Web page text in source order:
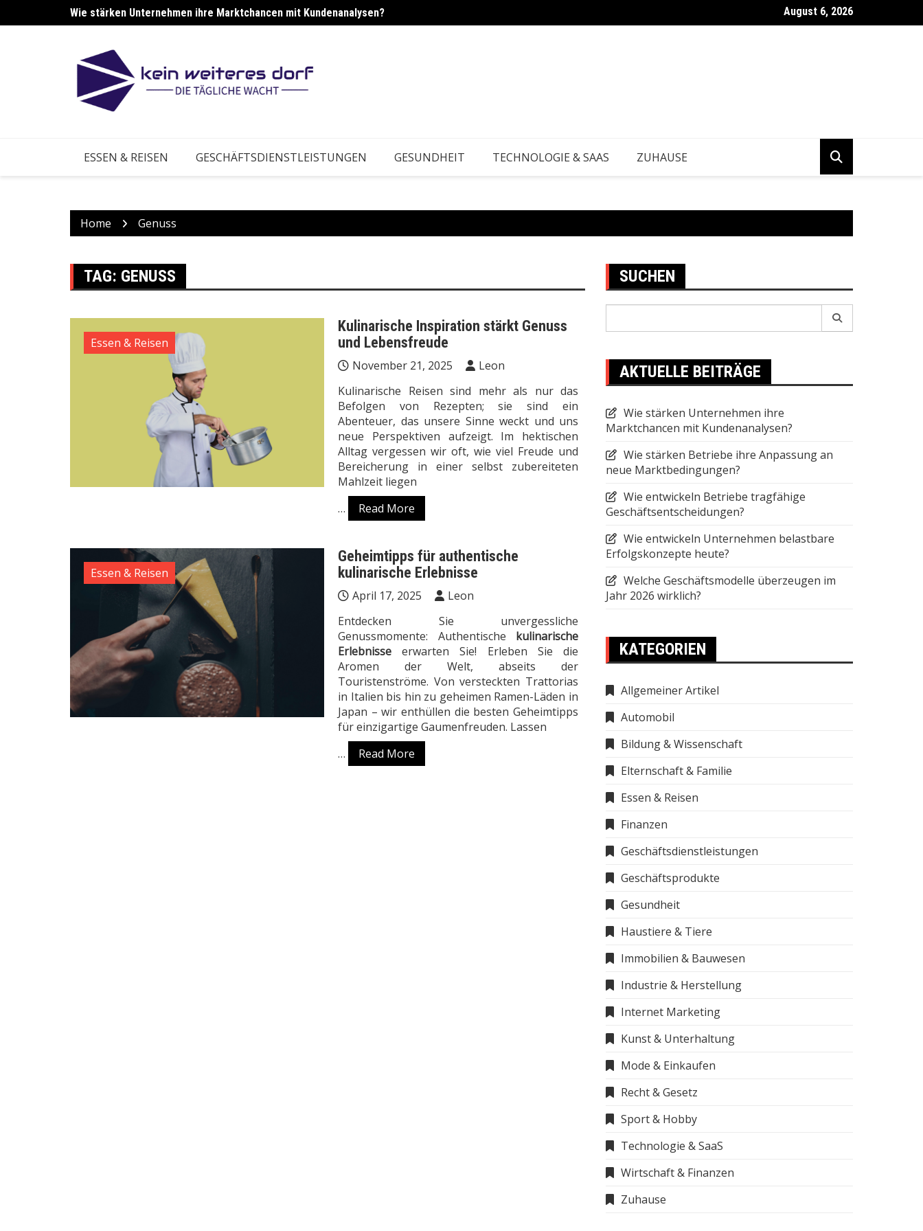
to
Wie stärken Unternehmen ihre Marktchancen mit Kundenanalysen?
Wie stärken Betriebe ihre Anpassung an neue Marktbedingungen? Wie entwickeln Betriebe tragfähige Geschäftsentscheidungen?
August 6, 2026
ESSEN & REISEN GESCHÄFTSDIENSTLEISTUNGEN GESUNDHEIT TECHNOLOGIE & SAAS ZUHAUSE
Home Genuss
TAG: GENUSS
Essen & Reisen
Kulinarische Inspiration stärkt Genuss
und Lebensfreude
November 21, 2025
Leon
Kulinarische Reisen sind mehr als nur das
Befolgen von Rezepten; sie sind ein
Abenteuer, das unsere Sinne weckt und uns
neue Perspektiven aufzeigt. Im hektischen
Alltag vergessen wir oft, wie viel Freude und
Bereicherung in einer selbst zubereiteten
Mahlzeit liegen
…
Read More
Essen & Reisen
Geheimtipps für authentische
kulinarische Erlebnisse
April 17, 2025
Leon
Entdecken Sie unvergessliche
Genussmomente: Authentische kulinarische
Erlebnisse erwarten Sie! Erleben Sie die
Aromen der Welt, abseits der
Touristenströme. Von versteckten Trattorias
in Italien bis hin zu geheimen Ramen-Läden in
Japan – wir enthüllen die besten Geheimtipps
für einzigartige Gaumenfreuden. Lassen
…
Read More
SUCHEN
AKTUELLE BEITRÄGE
Wie stärken Unternehmen ihre
Marktchancen mit Kundenanalysen?
Wie stärken Betriebe ihre Anpassung an
neue Marktbedingungen?
Wie entwickeln Betriebe tragfähige
Geschäftsentscheidungen?
Wie entwickeln Unternehmen belastbare
Erfolgskonzepte heute?
Welche Geschäftsmodelle überzeugen im
Jahr 2026 wirklich?
KATEGORIEN
Allgemeiner Artikel
Automobil
Bildung & Wissenschaft
Elternschaft & Familie
Essen & Reisen
Finanzen
Geschäftsdienstleistungen
Geschäftsprodukte
Gesundheit
Haustiere & Tiere
Immobilien & Bauwesen
Industrie & Herstellung
Internet Marketing
Kunst & Unterhaltung
Mode & Einkaufen
Recht & Gesetz
Sport & Hobby
Technologie & SaaS
Wirtschaft & Finanzen
Zuhause